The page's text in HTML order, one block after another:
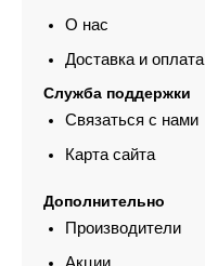
О нас
Доставка и оплата
Служба поддержки
Связаться с нами
Карта сайта
Дополнительно
Производители
Акции